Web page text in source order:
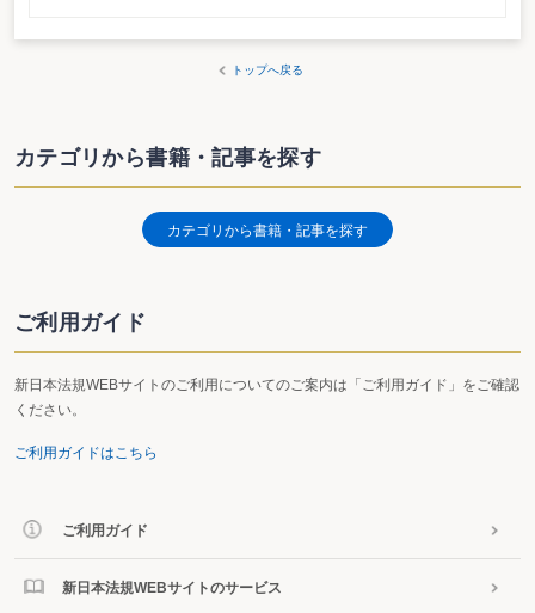
トップへ戻る
カテゴリから書籍・記事を探す
カテゴリから書籍・記事を探す
ご利用ガイド
新日本法規WEBサイトのご利用についてのご案内は「ご利用ガイド」をご確認
ください。
ご利用ガイドはこちら
ご利用ガイド
新日本法規WEBサイトのサービス